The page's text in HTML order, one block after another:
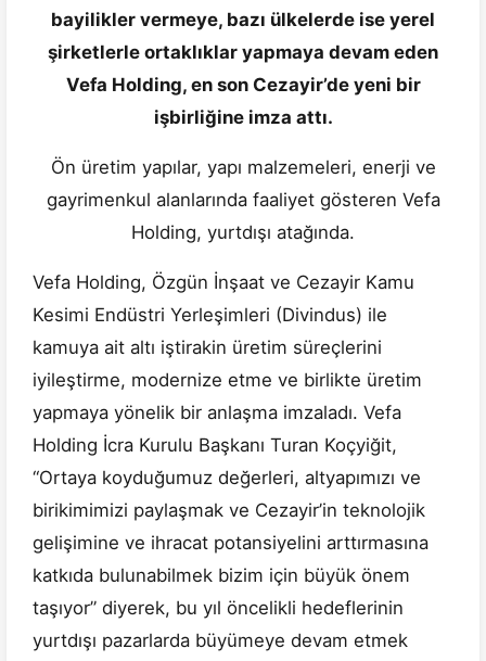
bayilikler vermeye, bazı ülkelerde ise yerel
şirketlerle ortaklıklar yapmaya devam eden
Vefa Holding, en son Cezayir’de yeni bir
işbirliğine imza attı.
Ön üretim yapılar, yapı malzemeleri, enerji ve
gayrimenkul alanlarında faaliyet gösteren Vefa
Holding, yurtdışı atağında.
Vefa Holding, Özgün İnşaat ve Cezayir Kamu
Kesimi Endüstri Yerleşimleri (Divindus) ile
kamuya ait altı iştirakin üretim süreçlerini
iyileştirme, modernize etme ve birlikte üretim
yapmaya yönelik bir anlaşma imzaladı. Vefa
Holding İcra Kurulu Başkanı Turan Koçyiğit,
“Ortaya koyduğumuz değerleri, altyapımızı ve
birikimimizi paylaşmak ve Cezayir’in teknolojik
gelişimine ve ihracat potansiyelini arttırmasına
katkıda bulunabilmek bizim için büyük önem
taşıyor” diyerek, bu yıl öncelikli hedeflerinin
yurtdışı pazarlarda büyümeye devam etmek